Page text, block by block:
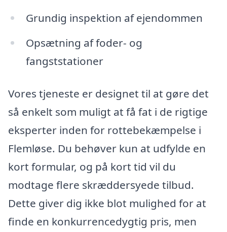
Grundig inspektion af ejendommen
Opsætning af foder- og
fangststationer
Vores tjeneste er designet til at gøre det
så enkelt som muligt at få fat i de rigtige
eksperter inden for rottebekæmpelse i
Flemløse. Du behøver kun at udfylde en
kort formular, og på kort tid vil du
modtage flere skræddersyede tilbud.
Dette giver dig ikke blot mulighed for at
finde en konkurrencedygtig pris, men